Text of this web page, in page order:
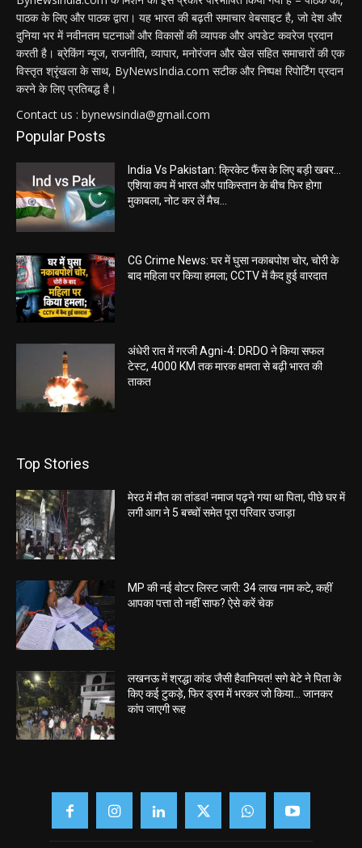
पाठक के लिए और पाठक द्वारा। यह भारत की बढ़ती समाचार वेबसाइट है, जो देश और
दुनिया भर में नवीनतम घटनाओं और विकासों की व्यापक और अपडेट कवरेज प्रदान
करती है। ब्रेकिंग न्यूज, राजनीति, व्यापार, मनोरंजन और खेल सहित समाचारों की एक
विस्तृत श्रृंखला के साथ, ByNewsIndia.com सटीक और निष्पक्ष रिपोर्टिंग प्रदान
करने के लिए प्रतिबद्ध है।
Contact us : bynewsindia@gmail.com
Popular Posts
India Vs Pakistan: क्रिकेट फैंस के लिए बड़ी खबर…
एशिया कप में भारत और पाकिस्तान के बीच फिर होगा
मुकाबला, नोट कर लें मैच...
CG Crime News: घर में घुसा नकाबपोश चोर, चोरी के
बाद महिला पर किया हमला; CCTV में कैद हुई वारदात
अंधेरी रात में गरजी Agni-4: DRDO ने किया सफल
टेस्ट, 4000 KM तक मारक क्षमता से बढ़ी भारत की
ताकत
Top Stories
मेरठ में मौत का तांडव! नमाज पढ़ने गया था पिता, पीछे घर में
लगी आग ने 5 बच्चों समेत पूरा परिवार उजाड़ा
MP की नई वोटर लिस्ट जारी: 34 लाख नाम कटे, कहीं
आपका पत्ता तो नहीं साफ? ऐसे करें चेक
लखनऊ में श्रद्धा कांड जैसी हैवानियत! सगे बेटे ने पिता के
किए कई टुकड़े, फिर ड्रम में भरकर जो किया… जानकर
कांप जाएगी रूह